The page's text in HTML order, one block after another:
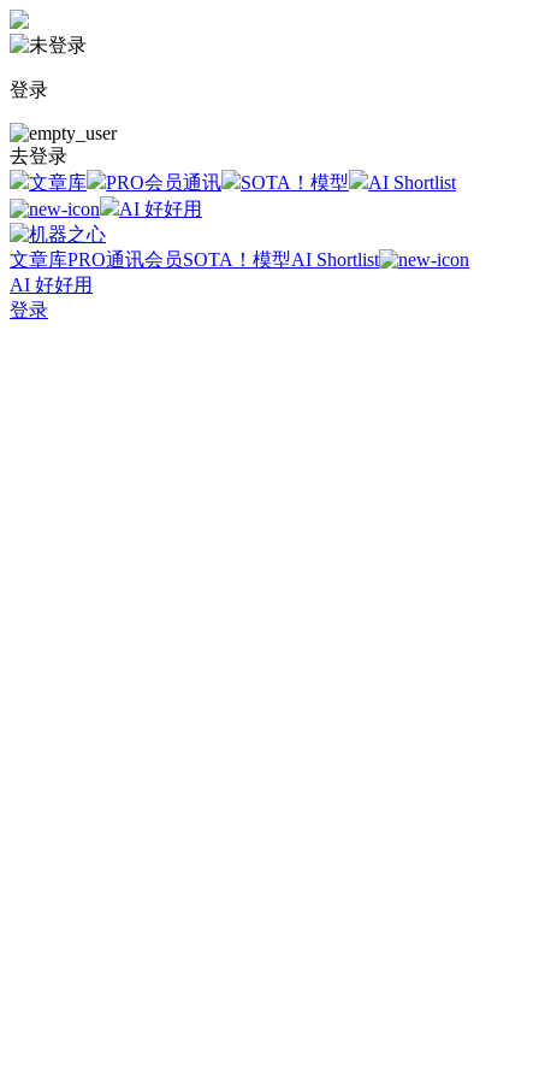
登录
去登录
文章库
PRO会员通讯 SOTA！模型
AI Shortlist
AI 好好用
文章库PRO通讯会员SOTA！模型AI Shortlist
AI 好好用
登录